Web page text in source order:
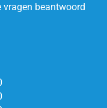
beantwoord